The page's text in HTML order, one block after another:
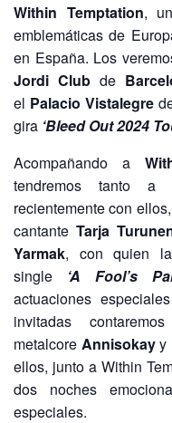
Within Temptation,
emblemáticas de
en España. Los
Jordi Club de
el Palacio Vistalegre
gira ‘Bleed Out 2024
Acompañando a
tendremos tanto a
recientemente con
cantante Tarja
Yarmak, con quien
single ‘A Fool’s
actuaciones
invitadas
metalcore Annisokayy
ellos, junto a Within
dos noches
especiales.